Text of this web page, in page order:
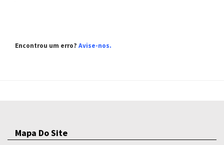
Encontrou um erro? Avise-nos.
Mapa Do Site